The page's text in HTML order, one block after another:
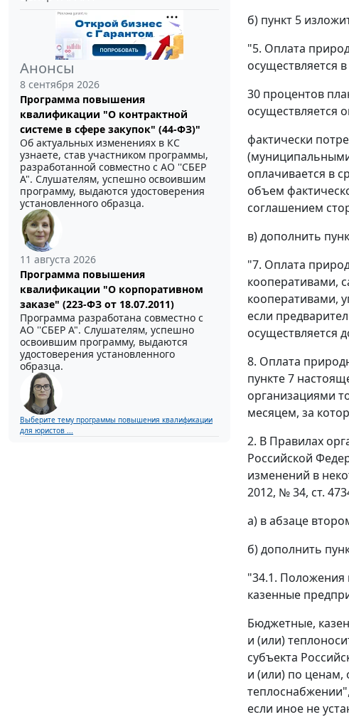
Анонсы
8 сентября 2026
Программа повышения
квалификации "О контрактной
системе в сфере закупок" (44-ФЗ)"
Об актуальных изменениях в КС
узнаете, став участником программы,
разработанной совместно с АО ''СБЕР
А". Слушателям, успешно освоившим
программу, выдаются удостоверения
установленного образца.
11 августа 2026
Программа повышения
квалификации "О корпоративном
заказе" (223-ФЗ от 18.07.2011)
Программа разработана совместно с
АО ''СБЕР А". Слушателям, успешно
освоившим программу, выдаются
удостоверения установленного
образца.
Выберите тему программы повышения квалификации
для юристов ...
б) пункт 5
"5. Оплата
осуществляется
30 процентов
осуществляется
фактически
оплачивается в
объем
соглашением
в) дополнить
"7. Оплата
кооперативами,
кооперативами,
если
осуществляется
8. Оплата
пункте 7
организациями
месяцем, за
2. В Правилах
Российской
изменений в
2012, № 34, ст.
а) в абзаце
б) дополнить
"34.1. Положения
казенные
Бюджетные,
и (или)
субъекта
и (или) по
если иное не